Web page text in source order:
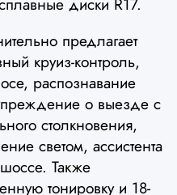
предлагает
круиз-контроль,
распознавание
о выезде с
столкновения,
светом, ассистента
Также
тонировку и 18-